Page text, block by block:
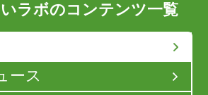
ラボのコンテンツ一覧
ース